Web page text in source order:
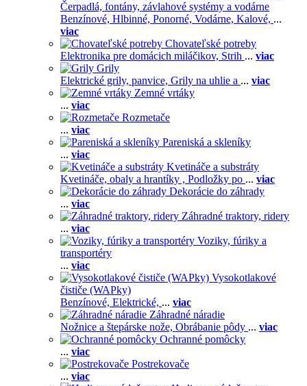
Čerpadlá, fontány, závlahové systémy a vodárne
Benzínové, Hlbinné, Ponorné, Vodárne, Kalové, ...
viac
Chovateľské potreby
Elektronika pre domácich miláčikov, Strih ... viac
Grily
Elektrické grily, panvice, Grily na uhlie a ... viac
Zemné vrtáky
... viac
Rozmetače
... viac
Pareniská a skleníky
... viac
Kvetináče a substráty
Kvetináče, obaly a hrantíky , Podložky po ... viac
Dekorácie do záhrady
... viac
Záhradné traktory, ridery
... viac
Voziky, fúriky a
transportéry
... viac
Vysokotlakové
čističe (WAPky)
Benzínové, Elektrické, ... viac
Záhradné náradie
Nožnice a štepárske nože, Obrábanie pôdy ... viac
Ochranné pomôcky
... viac
Postrekovače
... viac